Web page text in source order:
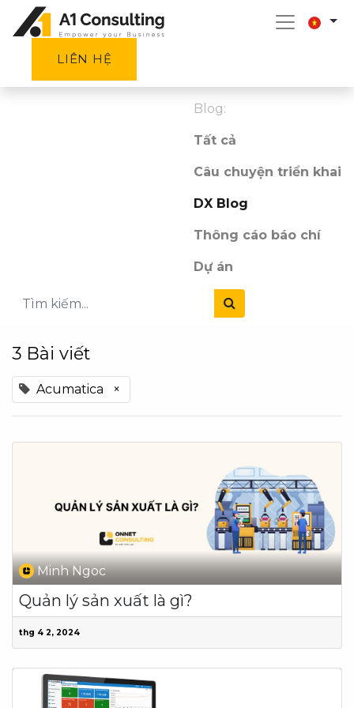
LIÊN HỆ
Blog:
Tất cả
Câu chuyện triển khai
DX Blog
Thông cáo báo chí
Dự án
3 Bài viết
Acumatica ×
Minh Ngoc
Quản lý sản xuất là gì?
thg 4 2, 2024